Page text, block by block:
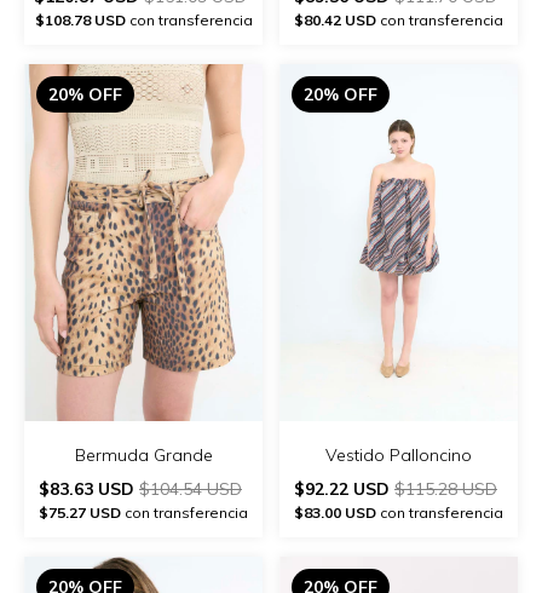
$108.78 USDcon transferencia $80.42 USD con transferencia
20% OFF
Bermuda Grande
$83.63 USD $104.54 USD
$75.27 USD con transferencia
20% OFF
Vestido Palloncino
$92.22 USD $115.28 USD
$83.00 USD con transferencia
20% OFF 20% OFF